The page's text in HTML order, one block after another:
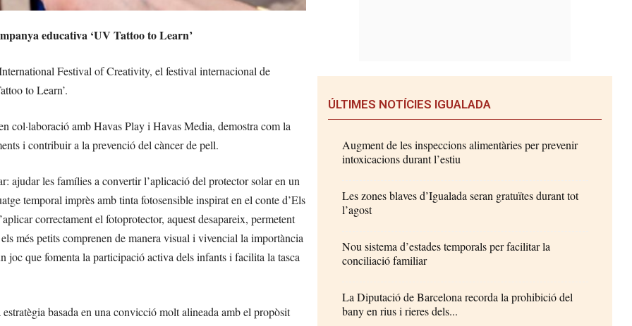
educativa ‘UV Tattoo to Learn’
Festival of Creativity, el festival internacional de
to Learn’.
col·laboració amb Havas Play i Havas Media, demostra com la
i contribuir a la prevenció del càncer de pell.
ajudar les famílies a convertir l’aplicació del protector solar en un
temporal imprès amb tinta fotosensible inspirat en el conte d’Els
correctament el fotoprotector, aquest desapareix, permetent
més petits comprenen de manera visual i vivencial la importància
joc que fomenta la participació activa dels infants i facilita la tasca
basada en una convicció molt alineada amb el propòsit
ÚLTIMES NOTÍCIES IGUALADA
Augment de les inspeccions alimentàries per prevenir
intoxicacions durant l’estiu
Les zones blaves d’Igualada seran gratuïtes durant tot
l’agost
Nou sistema d’estades temporals per facilitar la
conciliació familiar
La Diputació de Barcelona recorda la prohibició del
bany en rius i rieres dels...